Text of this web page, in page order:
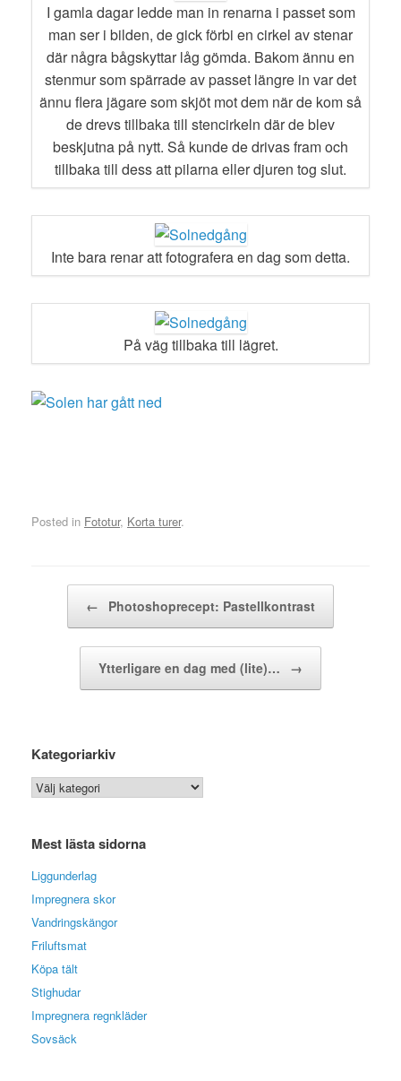
I gamla dagar ledde man in renarna i passet som
man ser i bilden, de gick förbi en cirkel av stenar
där några bågskyttar låg gömda. Bakom ännu en
stenmur som spärrade av passet längre in var det
ännu flera jägare som skjöt mot dem när de kom så
de drevs tillbaka till stencirkeln där de blev
beskjutna på nytt. Så kunde de drivas fram och
tillbaka till dess att pilarna eller djuren tog slut.
Inte bara renar att fotografera en dag som detta.
På väg tillbaka till lägret.
Posted in Fototur, Korta turer.
← Photoshoprecept: Pastellkontrast
Ytterligare en dag med (lite)… →
Kategoriarkiv
Kategoriarkiv
Mest lästa sidorna
Liggunderlag
Impregnera skor
Vandringskängor
Friluftsmat
Köpa tält
Stighudar
Impregnera regnkläder
Sovsäck